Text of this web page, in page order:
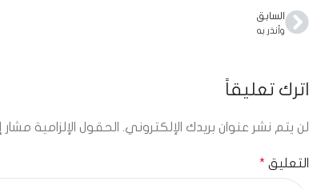
السابق
وأنذر به
اترك تعليقاً
لن يتم نشر عنوان بريدك الإلكتروني. الحقول الإلزامية مشار
التعليق *